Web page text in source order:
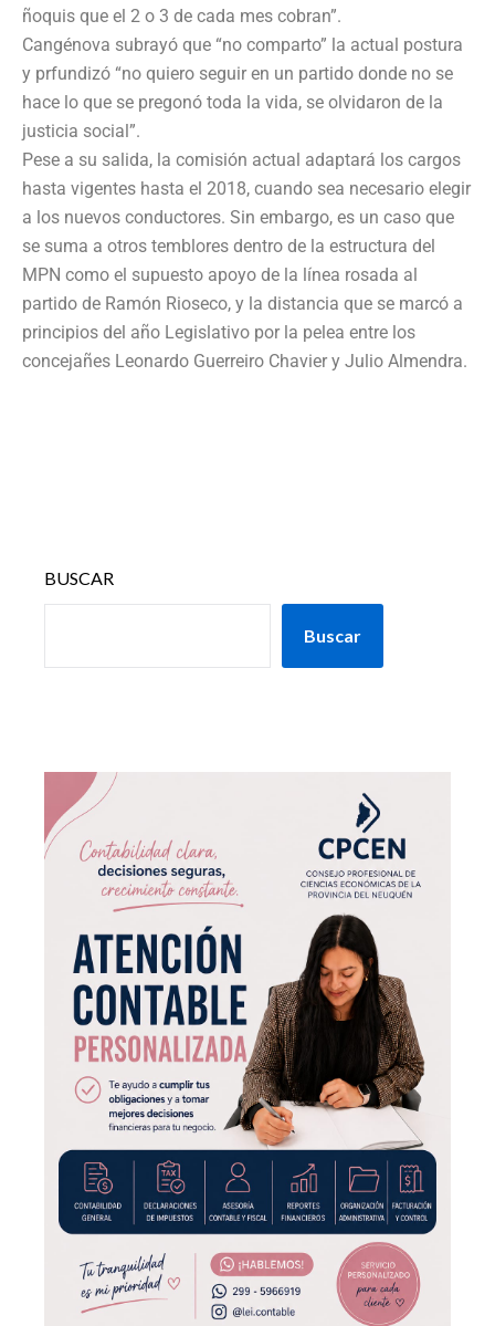
ñoquis que el 2 o 3 de cada mes cobran”.
Cangénova subrayó que “no comparto” la actual postura
y prfundizó “no quiero seguir en un partido donde no se
hace lo que se pregonó toda la vida, se olvidaron de la
justicia social”.
Pese a su salida, la comisión actual adaptará los cargos
hasta vigentes hasta el 2018, cuando sea necesario elegir
a los nuevos conductores. Sin embargo, es un caso que
se suma a otros temblores dentro de la estructura del
MPN como el supuesto apoyo de la línea rosada al
partido de Ramón Rioseco, y la distancia que se marcó a
principios del año Legislativo por la pelea entre los
concejañes Leonardo Guerreiro Chavier y Julio Almendra.
BUSCAR
Buscar